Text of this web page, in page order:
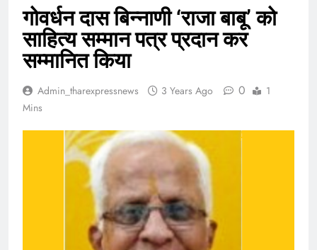
गोवर्धन दास बिन्नाणी ‘राजा बाबू’ को
साहित्य सम्मान पत्र प्रदान कर
सम्मानित किया
Admin_tharexpressnews 3 Years Ago 0
1
Mins